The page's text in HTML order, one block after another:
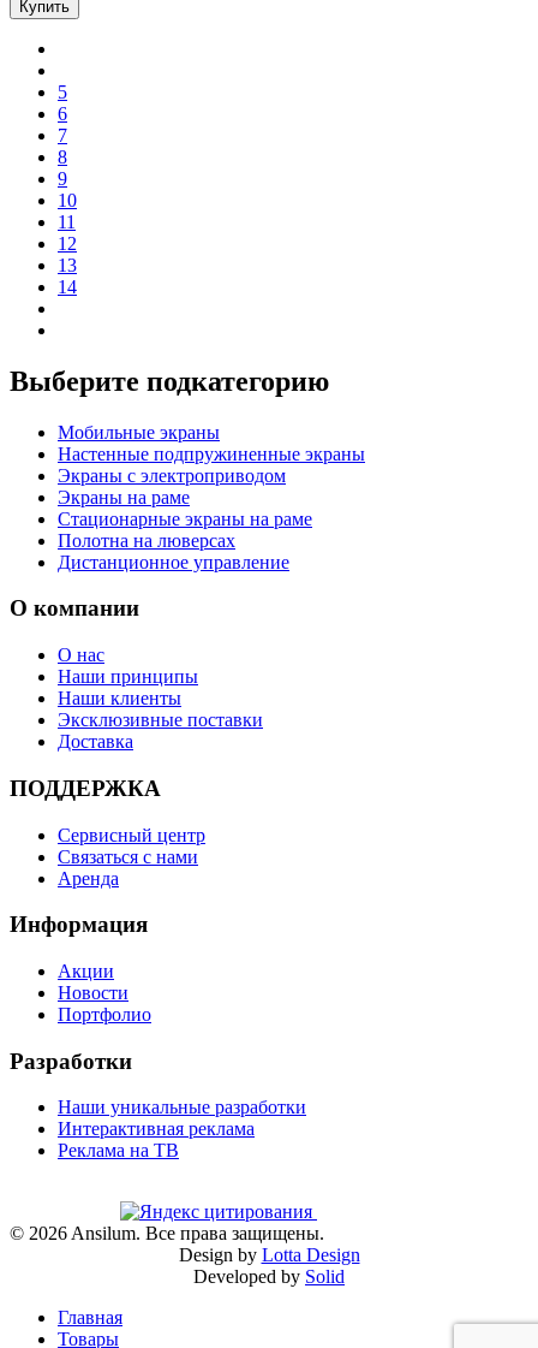
5
6
7
8
9
10
11
12
13
14
Выберите подкатегорию
Мобильные экраны
Настенные подпружиненные экраны
Экраны с электроприводом
Экраны на раме
Стационарные экраны на раме
Полотна на люверсах
Дистанционное управление
О компании
О нас
Наши принципы
Наши клиенты
Эксклюзивные поставки
Доставка
ПОДДЕРЖКА
Сервисный центр
Связаться с нами
Аренда
Информация
Акции
Новости
Портфолио
Разработки
Наши уникальные разработки
Интерактивная реклама
Реклама на ТВ
© 2026Ansilum. Все права защищены.
Design by Lotta Design
Developed by Solid
Главная
Товары